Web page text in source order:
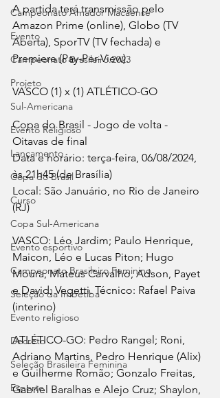
Campeonato Amador Macaense
Evento
Campeonato Brasileiro.2023
Projeto
Sul-Americana
Evento Religioso
Lançamento
Copa do Brasil
Curso
Copa Sul-Americana
Evento esportivo
Campeonato Brasileiro Feminino
Seleção da Imbetiba
Evento religioso
Decreto
Seleção Brasileira Feminina
Esporte
A partida terá transmissão pelo
Amazon Prime (online), Globo (TV
Aberta), SporTV (TV fechada) e
Premiere (Pay-Per-View).
VASCO (1) x (1) ATLÉTICO-GO
Copa do Brasil - Jogo de volta -
Oitavas de final
Data e horário: terça-feira, 06/08/2024,
às 21h45 (de Brasília)
Local: São Januário, no Rio de Janeiro
(RJ)
VASCO: Léo Jardim; Paulo Henrique,
Maicon, Léo e Lucas Piton; Hugo
Moura, Mateus Carvalho, Adson, Payet
e David; Vegetti. Técnico: Rafael Paiva
(interino)
ATLÉTICO-GO: Pedro Rangel; Roni,
Adriano Martins, Pedro Henrique (Alix)
e Guilherme Romão; Gonzalo Freitas,
Gabriel Baralhas e Alejo Cruz; Shaylon,